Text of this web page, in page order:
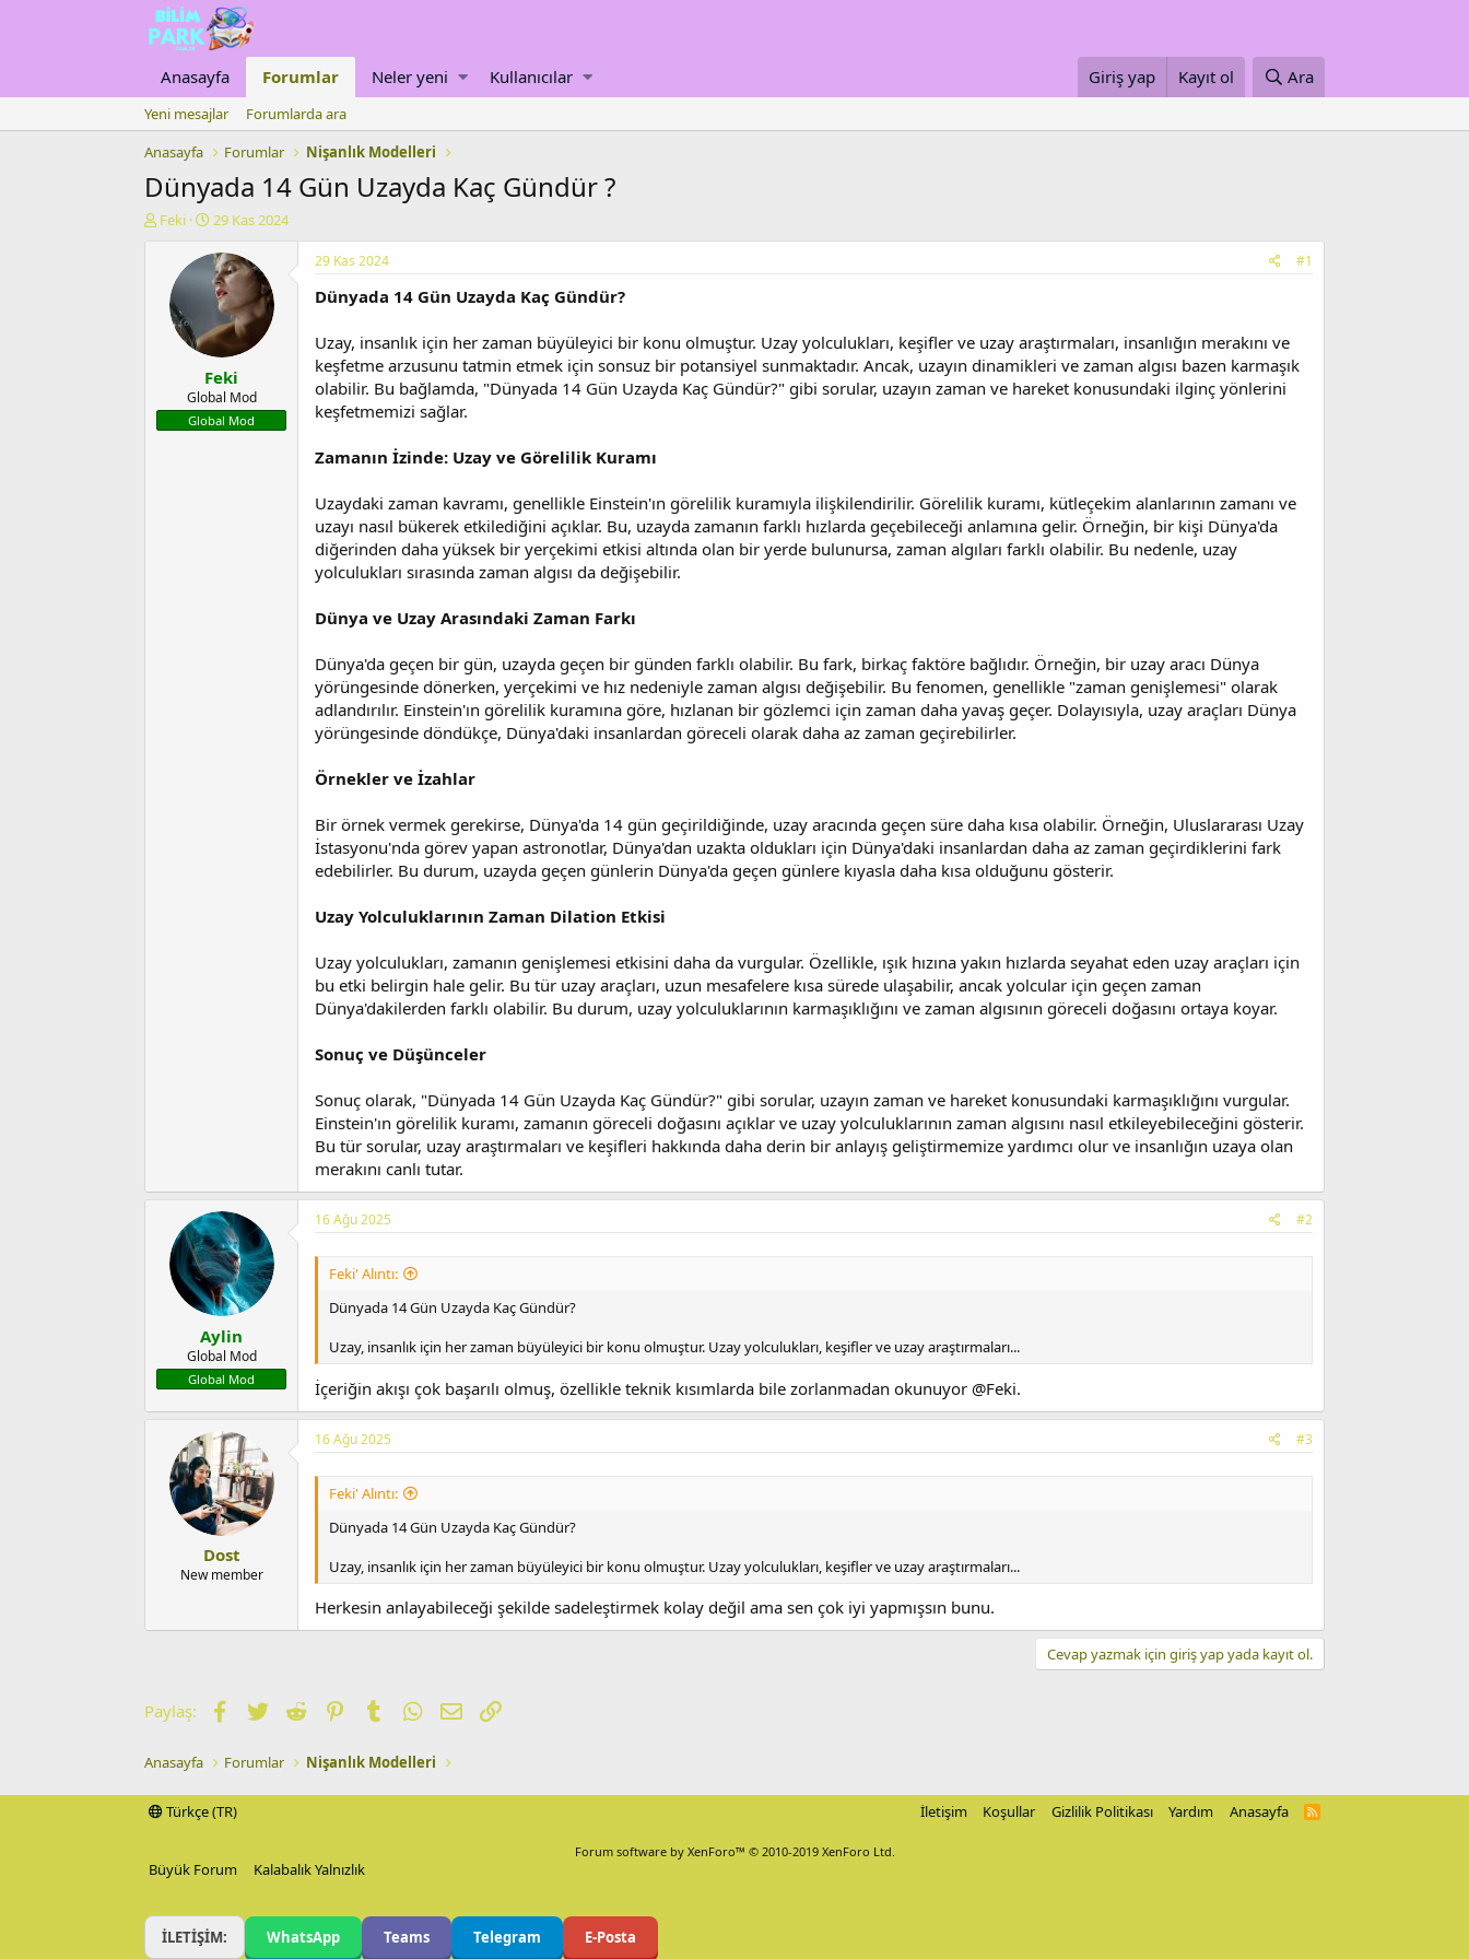
Anasayfa Forumlar Neler yeni Kullanıcılar Giriş yap Kayıt ol Ara
Yeni mesajlar
Forumlarda ara
Anasayfa
Forumlar Nişanlık Modelleri
Dünyada 14 Gün Uzayda Kaç Gündür ?
K
a
t
Feki
B
ş
l
a
n
g
ı
ç
t
a
r
29 Kas 2024
Feki
Global Mod
Global Mod
29 Kas 2024 #1
Dünyada 14 Gün Uzayda Kaç Gündür?
Uzay, insanlık için her zaman büyüleyici bir konu olmuştur. Uzay yolculukları, keşifler ve uzay araştırmaları, insanlığın merakını ve
keşfetme arzusunu tatmin etmek için sonsuz bir potansiyel sunmaktadır. Ancak, uzayın dinamikleri ve zaman algısı bazen karmaşık
olabilir. Bu bağlamda, "Dünyada 14 Gün Uzayda Kaç Gündür?" gibi sorular, uzayın zaman ve hareket konusundaki ilginç yönlerini
keşfetmemizi sağlar.
Zamanın İzinde: Uzay ve Görelilik Kuramı
Uzaydaki zaman kavramı, genellikle Einstein'ın görelilik kuramıyla ilişkilendirilir. Görelilik kuramı, kütleçekim alanlarının zamanı ve
uzayı nasıl bükerek etkilediğini açıklar. Bu, uzayda zamanın farklı hızlarda geçebileceği anlamına gelir. Örneğin, bir kişi Dünya'da
diğerinden daha yüksek bir yerçekimi etkisi altında olan bir yerde bulunursa, zaman algıları farklı olabilir. Bu nedenle, uzay
yolculukları sırasında zaman algısı da değişebilir.
Dünya ve Uzay Arasındaki Zaman Farkı
Dünya'da geçen bir gün, uzayda geçen bir günden farklı olabilir. Bu fark, birkaç faktöre bağlıdır. Örneğin, bir uzay aracı Dünya
yörüngesinde dönerken, yerçekimi ve hız nedeniyle zaman algısı değişebilir. Bu fenomen, genellikle "zaman genişlemesi" olarak
adlandırılır. Einstein'ın görelilik kuramına göre, hızlanan bir gözlemci için zaman daha yavaş geçer. Dolayısıyla, uzay araçları Dünya
yörüngesinde döndükçe, Dünya'daki insanlardan göreceli olarak daha az zaman geçirebilirler.
Örnekler ve İzahlar
Bir örnek vermek gerekirse, Dünya'da 14 gün geçirildiğinde, uzay aracında geçen süre daha kısa olabilir. Örneğin, Uluslararası Uzay
İstasyonu'nda görev yapan astronotlar, Dünya'dan uzakta oldukları için Dünya'daki insanlardan daha az zaman geçirdiklerini fark
edebilirler. Bu durum, uzayda geçen günlerin Dünya'da geçen günlere kıyasla daha kısa olduğunu gösterir.
Uzay Yolculuklarının Zaman Dilation Etkisi
Uzay yolculukları, zamanın genişlemesi etkisini daha da vurgular. Özellikle, ışık hızına yakın hızlarda seyahat eden uzay araçları için
bu etki belirgin hale gelir. Bu tür uzay araçları, uzun mesafelere kısa sürede ulaşabilir, ancak yolcular için geçen zaman
Dünya'dakilerden farklı olabilir. Bu durum, uzay yolculuklarının karmaşıklığını ve zaman algısının göreceli doğasını ortaya koyar.
Sonuç ve Düşünceler
Sonuç olarak, "Dünyada 14 Gün Uzayda Kaç Gündür?" gibi sorular, uzayın zaman ve hareket konusundaki karmaşıklığını vurgular.
Einstein'ın görelilik kuramı, zamanın göreceli doğasını açıklar ve uzay yolculuklarının zaman algısını nasıl etkileyebileceğini gösterir.
Bu tür sorular, uzay araştırmaları ve keşifleri hakkında daha derin bir anlayış geliştirmemize yardımcı olur ve insanlığın uzaya olan
merakını canlı tutar.
Aylin
Global Mod
Global Mod
16 Ağu 2025 #2
Feki' Alıntı:
Dünyada 14 Gün Uzayda Kaç Gündür?
Uzay, insanlık için her zaman büyüleyici bir konu olmuştur. Uzay yolculukları, keşifler ve uzay araştırmaları...
İçeriğin akışı çok başarılı olmuş, özellikle teknik kısımlarda bile zorlanmadan okunuyor @Feki.
Dost
New member
16 Ağu 2025 #3
Feki' Alıntı:
Dünyada 14 Gün Uzayda Kaç Gündür?
Uzay, insanlık için her zaman büyüleyici bir konu olmuştur. Uzay yolculukları, keşifler ve uzay araştırmaları...
Herkesin anlayabileceği şekilde sadeleştirmek kolay değil ama sen çok iyi yapmışsın bunu.
Cevap yazmak için giriş yap yada kayıt ol.
Paylaş: Facebook
TwitterReddit PinterestTumblrWhatsApp
E-postaLink
Anasayfa Forumlar Nişanlık Modelleri
Türkçe (TR) İletişim Koşullar Gizlilik Politikası Yardım Anasayfa
R
Forum software by XenForo™ © 2010-2019 XenForo Ltd.
Büyük Forum Kalabalık Yalnızlık
İLETİŞİM: WhatsApp Teams Telegram E-Posta